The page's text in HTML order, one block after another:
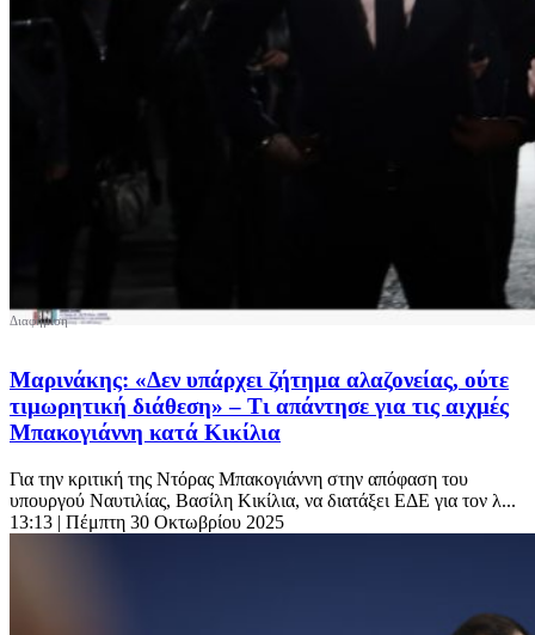
Μαρινάκης: «Δεν υπάρχει ζήτημα αλαζονείας, ούτε
τιμωρητική διάθεση» – Τι απάντησε για τις αιχμές
Μπακογιάννη κατά Κικίλια
Για την κριτική της Ντόρας Μπακογιάννη στην απόφαση του
υπουργού Ναυτιλίας, Βασίλη Κικίλια, να διατάξει ΕΔΕ για τον λ...
13:13 | Πέμπτη 30 Οκτωβρίου 2025